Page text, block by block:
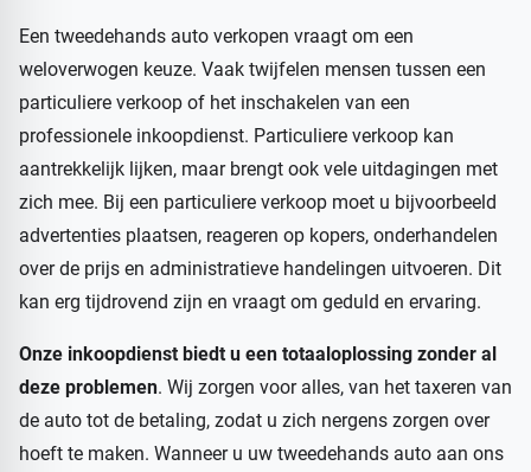
Een tweedehands auto verkopen vraagt om een
weloverwogen keuze. Vaak twijfelen mensen tussen een
particuliere verkoop of het inschakelen van een
professionele inkoopdienst. Particuliere verkoop kan
aantrekkelijk lijken, maar brengt ook vele uitdagingen met
zich mee. Bij een particuliere verkoop moet u bijvoorbeeld
advertenties plaatsen, reageren op kopers, onderhandelen
over de prijs en administratieve handelingen uitvoeren. Dit
kan erg tijdrovend zijn en vraagt om geduld en ervaring.
Onze inkoopdienst biedt u een totaaloplossing zonder al
deze problemen. Wij zorgen voor alles, van het taxeren van
de auto tot de betaling, zodat u zich nergens zorgen over
hoeft te maken. Wanneer u uw tweedehands auto aan ons